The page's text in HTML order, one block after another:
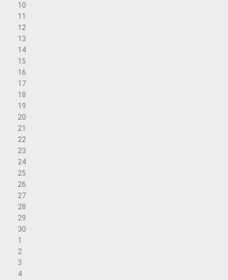
10
11
12
13
14
15
16
17
18
19
20
21
22
23
24
25
26
27
28
29
30
1
2
3
4